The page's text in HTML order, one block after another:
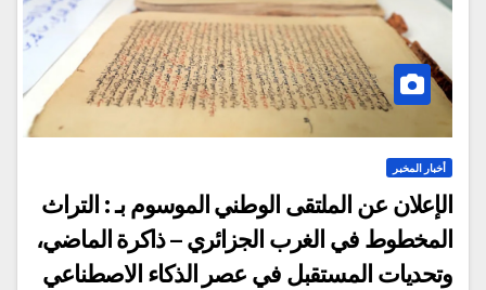
أخبار المخبر
الإعلان عن الملتقى الوطني الموسوم بـ : التراث
المخطوط في الغرب الجزائري – ذاكرة الماضي،
وتحديات المستقبل في عصر الذكاء الاصطناعي